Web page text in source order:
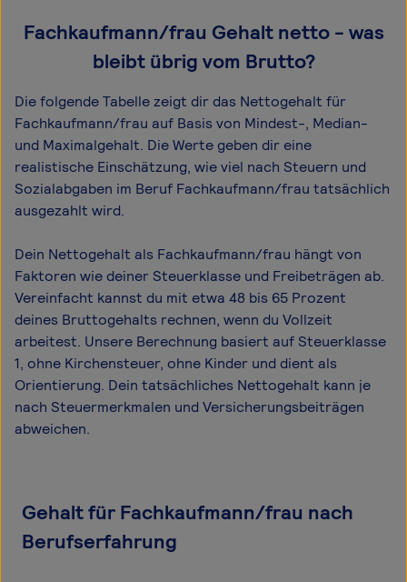
Fachkaufmann/frau Gehalt netto - was
bleibt übrig vom Brutto?
Die folgende Tabelle zeigt dir das Netto­gehalt für
Fachkaufmann/frau auf Basis von Mindest-, Median-
und Maximal­gehalt. Die Werte geben dir eine
realistische Einschätzung, wie viel nach Steuern und
Sozialabgaben im Beruf Fachkaufmann/frau tatsächlich
ausgezahlt wird.
Dein Nettogehalt als Fachkaufmann/frau hängt von
Faktoren wie deiner Steuerklasse und Freibeträgen ab.
Vereinfacht kannst du mit etwa 48 bis 65 Prozent
deines Bruttogehalts rechnen, wenn du Vollzeit
arbeitest. Unsere Berechnung basiert auf Steuerklasse
1, ohne Kirchensteuer, ohne Kinder und dient als
Orientierung. Dein tatsächliches Nettogehalt kann je
nach Steuermerkmalen und Versicherungsbeiträgen
abweichen.
Gehalt für Fachkaufmann/frau nach
Berufserfahrung